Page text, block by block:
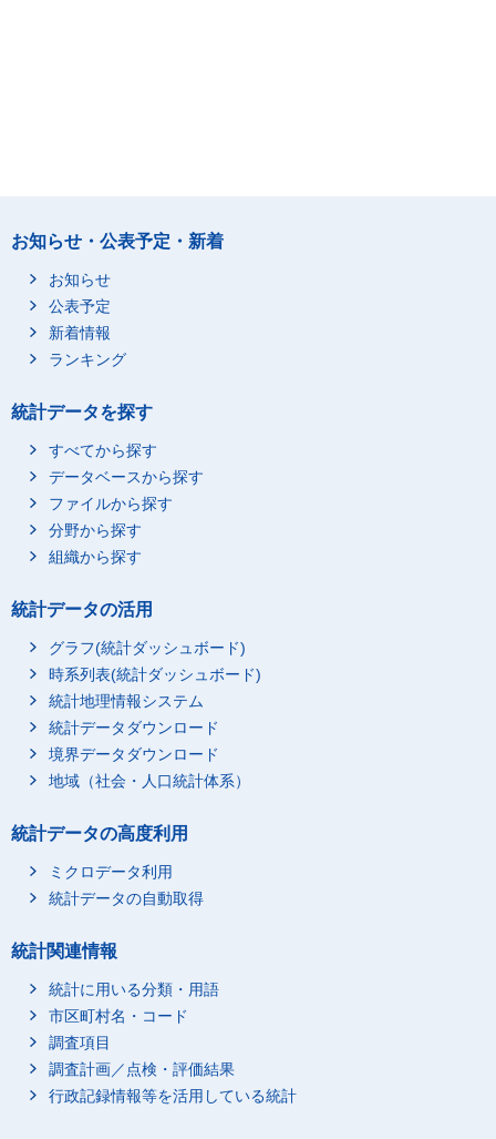
お知らせ・公表予定・新着
お知らせ
公表予定
新着情報
ランキング
統計データを探す
すべてから探す
データベースから探す
ファイルから探す
分野から探す
組織から探す
統計データの活用
グラフ(統計ダッシュボード)
時系列表(統計ダッシュボード)
統計地理情報システム
統計データダウンロード
境界データダウンロード
地域（社会・人口統計体系）
統計データの高度利用
ミクロデータ利用
統計データの自動取得
統計関連情報
統計に用いる分類・用語
市区町村名・コード
調査項目
調査計画／点検・評価結果
行政記録情報等を活用している統計